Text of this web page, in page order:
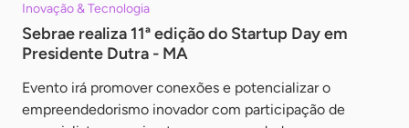
Inovação & Tecnologia
Sebrae realiza 11ª edição do Startup Day em
Presidente Dutra - MA
Evento irá promover conexões e potencializar o
empreendedorismo inovador com participação de